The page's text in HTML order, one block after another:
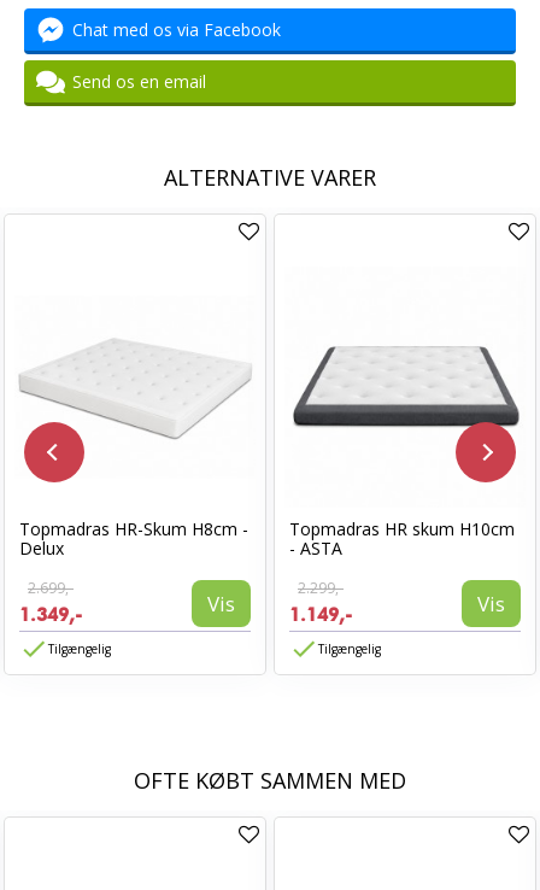
Chat med os via Facebook
Send os en email
ALTERNATIVE VARER
Topmadras HR-Skum H8cm -
Delux
2.699,-
1.349,- Vis
Tilgængelig
Topmadras HR skum H10cm
- ASTA
2.299,-
1.149,- Vis
Tilgængelig
OFTE KØBT SAMMEN MED